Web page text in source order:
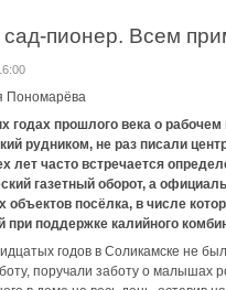
сад-пионер. Всем
Пономарёва
годах прошлого века о
рудником, не раз писали
лет часто встречается
газетный оборот, а
объектов посёлка, в числе
при поддержке калийного
годов в Соликамске не
поручали заботу о малышах